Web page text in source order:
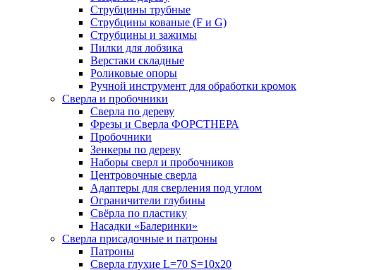
Струбцины трубные
Струбцины кованые (F и G)
Струбцины и зажимы
Пилки для лобзика
Верстаки складные
Роликовые опоры
Ручной инструмент для обработки кромок
Сверла и пробочники
Сверла по дереву
Фрезы и Сверла ФОРСТНЕРА
Пробочники
Зенкеры по дереву
Наборы сверл и пробочников
Центровочные сверла
Адаптеры для сверления под углом
Ограничители глубины
Свёрла по пластику
Насадки «Балеринки»
Сверла присадочные и патроны
Патроны
Сверла глухие L=70 S=10x20